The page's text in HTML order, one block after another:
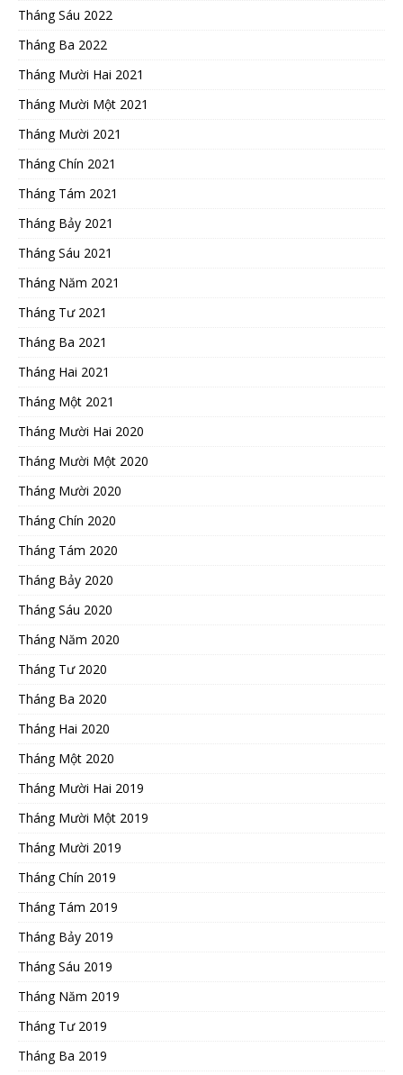
Tháng Sáu 2022
Tháng Ba 2022
Tháng Mười Hai 2021
Tháng Mười Một 2021
Tháng Mười 2021
Tháng Chín 2021
Tháng Tám 2021
Tháng Bảy 2021
Tháng Sáu 2021
Tháng Năm 2021
Tháng Tư 2021
Tháng Ba 2021
Tháng Hai 2021
Tháng Một 2021
Tháng Mười Hai 2020
Tháng Mười Một 2020
Tháng Mười 2020
Tháng Chín 2020
Tháng Tám 2020
Tháng Bảy 2020
Tháng Sáu 2020
Tháng Năm 2020
Tháng Tư 2020
Tháng Ba 2020
Tháng Hai 2020
Tháng Một 2020
Tháng Mười Hai 2019
Tháng Mười Một 2019
Tháng Mười 2019
Tháng Chín 2019
Tháng Tám 2019
Tháng Bảy 2019
Tháng Sáu 2019
Tháng Năm 2019
Tháng Tư 2019
Tháng Ba 2019